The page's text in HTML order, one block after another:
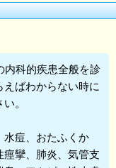
内科的疾患全般を診
ばわからない時に
。
痘、おたふくか
攣、肺炎、気管支